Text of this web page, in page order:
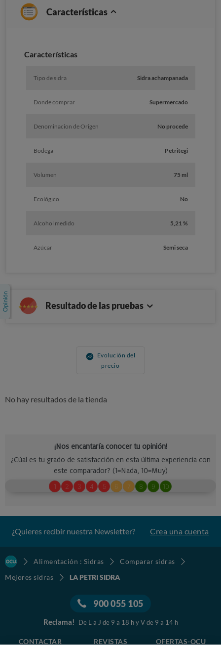
Características
Caracterí­sticas
Tipo de sidra Sidra achampanada
Donde comprar Supermercado
Denominacion de Origen No procede
Bodega Petritegi
Volumen 75 ml
Ecológico No
Alcohol medido 5,21 %
Azúcar Semi seca
Resultado de las pruebas
Evolución del
precio
No hay resultados de la tienda
¿Quieres recibir nuestra Newsletter? Crea una cuenta
Alimentación : Sidras
Comparar sidras
Mejores sidras
LA PETRI SIDRA
900 055 105
Reclama! De L a J de 9 a 18 h y V de 9 a 14 h
CONTACTAR REVISTAS OFERTAS-OCU